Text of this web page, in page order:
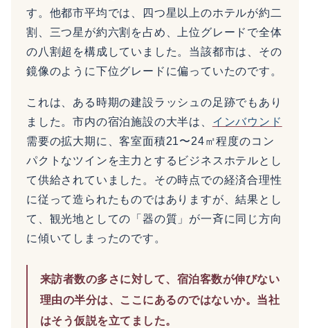
す。他都市平均では、四つ星以上のホテルが約二
割、三つ星が約六割を占め、上位グレードで全体
の八割超を構成していました。当該都市は、その
鏡像のように下位グレードに偏っていたのです。
これは、ある時期の建設ラッシュの足跡でもあり
ました。市内の宿泊施設の大半は、 インバウンド
需要の拡大期に、客室面積21〜24㎡程度のコン
パクトなツインを主力とするビジネスホテルとし
て供給されていました。その時点での経済合理性
に従って造られたものではありますが、結果とし
て、観光地としての「器の質」が一斉に同じ方向
に傾いてしまったのです。
来訪者数の多さに対して、宿泊客数が伸びない
理由の半分は、ここにあるのではないか。当社
はそう仮説を立てました。